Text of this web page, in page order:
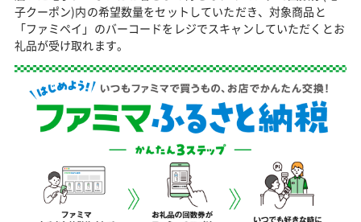
子クーポン)内の希望数量をセットしていただき、対象商品と
「ファミペイ」のバーコードをレジでスキャンしていただくとお
礼品が受け取れます。